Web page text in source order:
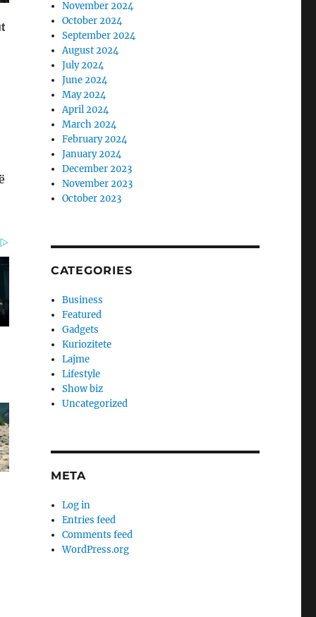
November 2024
October 2024
September 2024
August 2024
July 2024
June 2024
May 2024
April 2024
March 2024
February 2024
January 2024
December 2023
November 2023
October 2023
CATEGORIES
Business
Featured
Gadgets
Kuriozitete
Lajme
Lifestyle
Show biz
Uncategorized
META
Log in
Entries feed
Comments feed
WordPress.org